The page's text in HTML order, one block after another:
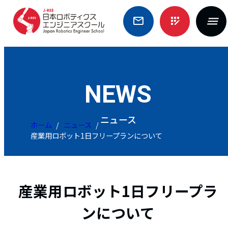
Skip
content
NEWS
ニュース
ホーム
ニュース
産業用ロボット1日フリープランについて
産業用ロボット1日フリープラ
ンについて
mail_outline app_registration